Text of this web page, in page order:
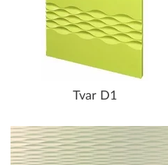
Tvar D1